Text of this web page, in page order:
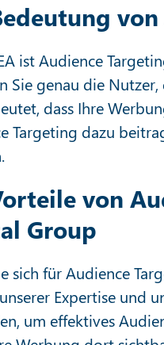
ist Audience
Sie genau die
dass Ihre
Targeting dazu
von
Group
sich für Audience
Expertise und
um effektives